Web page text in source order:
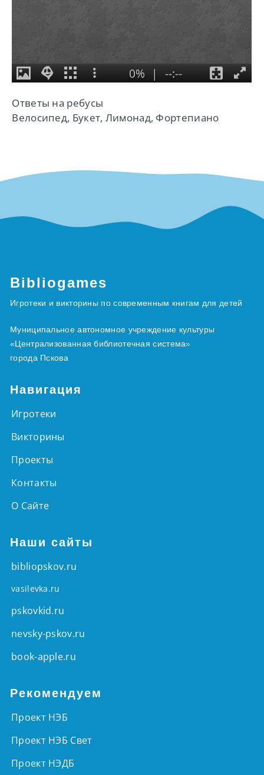
Ответы на ребусы
Велосипед, Букет, Лимонад, Фортепиано
Bibliogames
Игротеки и викторины по современным книгам для детей
Муниципальное автономное учреждение культуры
«Централизованная библиотечная система»
города Пскова
Навигация
Игротеки
Викторины
Проекты
Контакты
О Сайте
Наши сайты
bibliopskov.ru
vasilevka.ru
pskovkid.ru
nevsky-pskov.ru
book-apple.ru
Рекомендуем
Проект НЭБ
Проект НЭБ Свет
Проект НЭДБ